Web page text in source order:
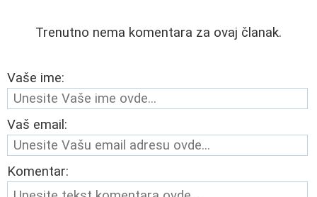
Trenutno nema komentara za ovaj članak.
Vaše ime:
Vaš email:
Komentar: